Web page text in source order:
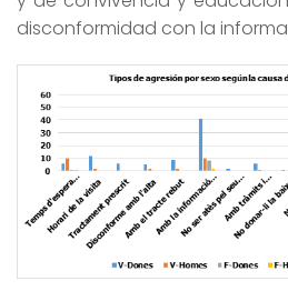
disconformidad con la